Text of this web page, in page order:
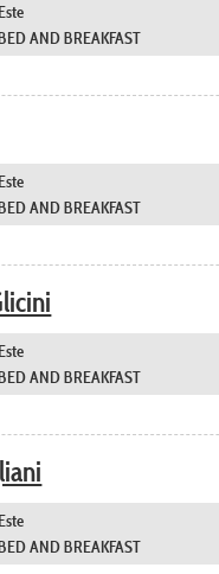
Este
AND BREAKFAST
Este
AND BREAKFAST
Este
AND BREAKFAST
Este
AND BREAKFAST